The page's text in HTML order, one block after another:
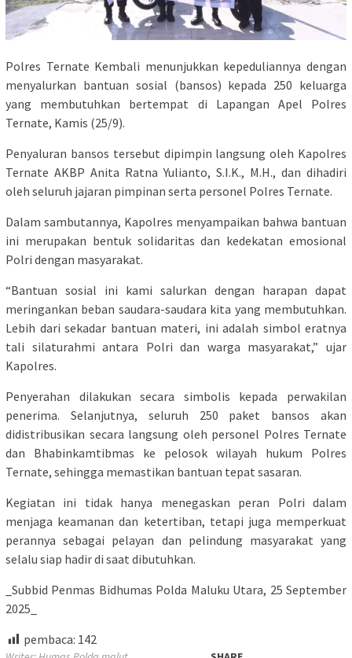
Polres Ternate Kembali menunjukkan kepeduliannya dengan
menyalurkan bantuan sosial (bansos) kepada 250 keluarga
yang membutuhkan bertempat di Lapangan Apel Polres
Ternate, Kamis (25/9).
Penyaluran bansos tersebut dipimpin langsung oleh Kapolres
Ternate AKBP Anita Ratna Yulianto, S.I.K., M.H., dan dihadiri
oleh seluruh jajaran pimpinan serta personel Polres Ternate.
Dalam sambutannya, Kapolres menyampaikan bahwa bantuan
ini merupakan bentuk solidaritas dan kedekatan emosional
Polri dengan masyarakat.
“Bantuan sosial ini kami salurkan dengan harapan dapat
meringankan beban saudara-saudara kita yang membutuhkan.
Lebih dari sekadar bantuan materi, ini adalah simbol eratnya
tali silaturahmi antara Polri dan warga masyarakat,” ujar
Kapolres.
Penyerahan dilakukan secara simbolis kepada perwakilan
penerima. Selanjutnya, seluruh 250 paket bansos akan
didistribusikan secara langsung oleh personel Polres Ternate
dan Bhabinkamtibmas ke pelosok wilayah hukum Polres
Ternate, sehingga memastikan bantuan tepat sasaran.
Kegiatan ini tidak hanya menegaskan peran Polri dalam
menjaga keamanan dan ketertiban, tetapi juga memperkuat
perannya sebagai pelayan dan pelindung masyarakat yang
selalu siap hadir di saat dibutuhkan.
_Subbid Penmas Bidhumas Polda Maluku Utara, 25 September
2025_
pembaca: 142